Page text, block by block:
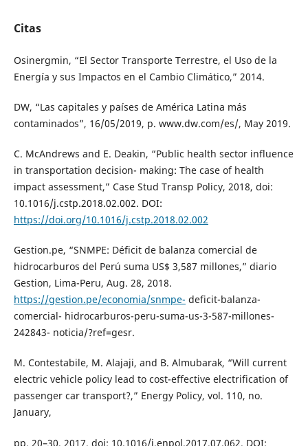
Citas
Osinergmin, “El Sector Transporte Terrestre, el Uso de la
Energía y sus Impactos en el Cambio Climático,” 2014.
DW, “Las capitales y países de América Latina más
contaminados”, 16/05/2019, p. www.dw.com/es/, May 2019.
C. McAndrews and E. Deakin, “Public health sector influence
in transportation decision- making: The case of health
impact assessment,” Case Stud Transp Policy, 2018, doi:
10.1016/j.cstp.2018.02.002. DOI:
https://doi.org/10.1016/j.cstp.2018.02.002
Gestion.pe, “SNMPE: Déficit de balanza comercial de
hidrocarburos del Perú suma US$ 3,587 millones,” diario
Gestion, Lima-Peru, Aug. 28, 2018.
https://gestion.pe/economia/snmpe- deficit-balanza-
comercial- hidrocarburos-peru-suma-us-3-587-millones-
242843- noticia/?ref=gesr.
M. Contestabile, M. Alajaji, and B. Almubarak, “Will current
electric vehicle policy lead to cost-effective electrification of
passenger car transport?,” Energy Policy, vol. 110, no.
January,
pp. 20–30, 2017, doi: 10.1016/j.enpol.2017.07.062. DOI: